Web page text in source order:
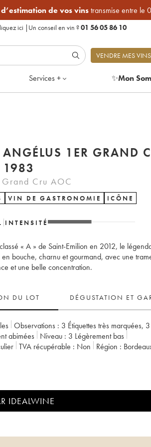
de vos vinstransmise entre le
ici | Un conseil en vin ?01 56 05 86 10
VENDRE MES VINS
Services + ✨Mon
1ER GRAND
1983
Cru AOC
VIN DE GASTRONOMIE ICÔNE
INTENSITÉ
« A » de Saint-Emilion en 2012, le
bouche, charnu et gourmand, avec une
et une belle concentration.
DU LOT DÉGUSTATION ET
Observations : 3 Étiquettes très marquées, 3
abimées
Niveau : 3 Légèrement bas
TVA récupérable : non Région :
IDEALWINE